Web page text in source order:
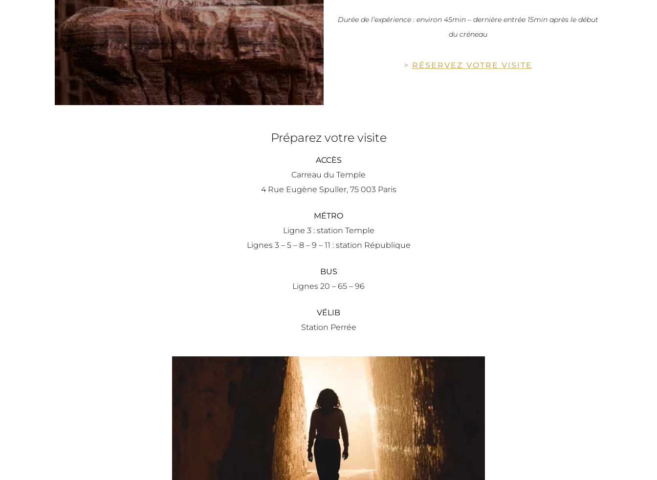
Durée de l’expérience : environ 45min – dernière entrée 15min après le début
du créneau
> RÉSERVEZ VOTRE VISITE
Préparez votre visite
ACCÈS
Carreau du Temple
4 Rue Eugène Spuller, 75 003 Paris
MÉTRO
Ligne 3 : station Temple
Lignes 3 – 5 – 8 – 9 – 11 : station République
BUS
Lignes 20 – 65 – 96
VÉLIB
Station Perrée